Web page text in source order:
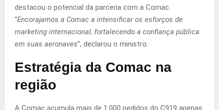
destacou o potencial da parceria com a Comac.
“Encorajamos a Comac a intensificar os esforços de
marketing internacional, fortalecendo a confiança pública
em suas aeronaves”, declarou o ministro.
Estratégia da Comac na
região
A Comac acumula mais de 1.000 pedidos do C919 apenas